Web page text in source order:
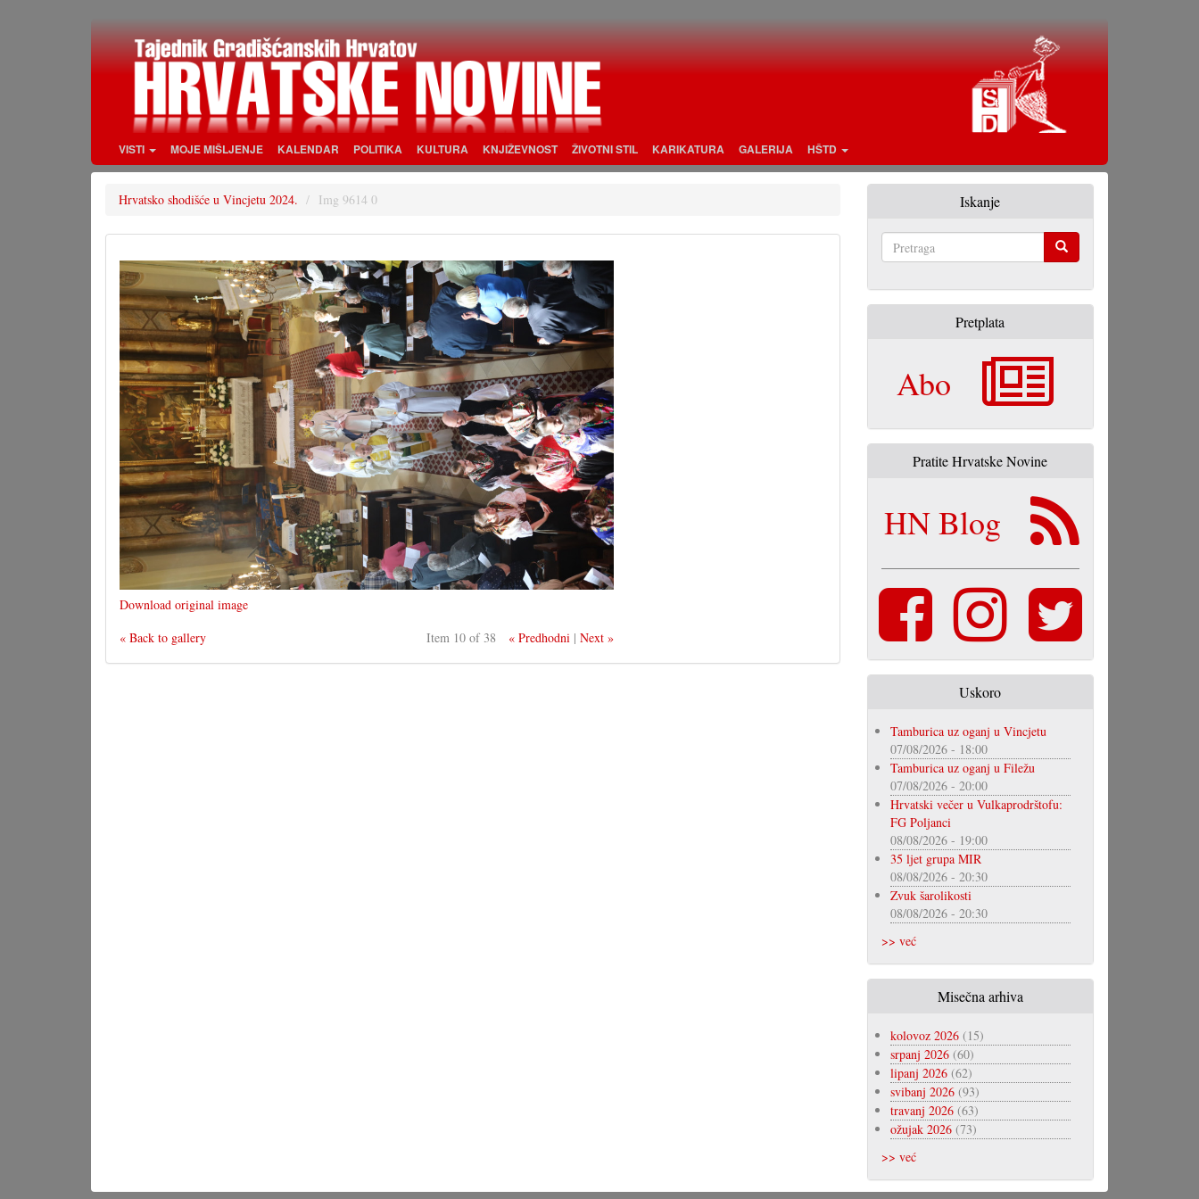
VISTI MOJE MIŠLJENJE KALENDAR POLITIKA KULTURA KNJIŽEVNOST ŽIVOTNI STIL KARIKATURA GALERIJA HŠTD
Hrvatsko shodišće u Vincjetu 2024. Img 9614 0
Download original image
« Back to gallery
Item 10 of 38 « Predhodni |Next »
Iskanje
Pretplata
Abo
Pratite Hrvatske Novine
HN Blog
Uskoro
Tamburica uz oganj u Vincjetu
07/08/2026 - 18:00
Tamburica uz oganj u Filežu
07/08/2026 - 20:00
Hrvatski večer u Vulkaprodrštofu:
FG Poljanci
08/08/2026 - 19:00
35 ljet grupa MIR
08/08/2026 - 20:30
Zvuk šarolikosti
08/08/2026 - 20:30
>> već
Misečna arhiva
kolovoz 2026(15)
srpanj 2026(60)
lipanj 2026(62)
svibanj 2026(93)
travanj 2026(63)
ožujak 2026(73)
>> već